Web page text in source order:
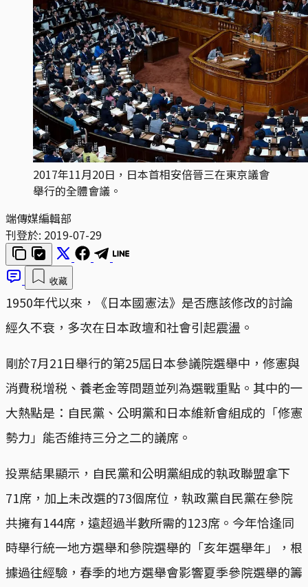
2017年11月20日，日本首相安倍晉三在東京議會
舉行的全體會議。
端傳媒編輯部
刊登於: 2019-07-29
收藏
1950年代以來，《日本國憲法》是否應該修改的討論
經久不衰，多次在日本政壇和社會引起震盪。
剛於7月21日舉行的第25屆日本參議院選舉中，修憲與
消費税增税、養老金等問題並列為選戰重點。其中的一
大熱點是：自民黨、公明黨和日本維新會組成的「修憲
勢力」能否維持三分之二的議席。
投票結果顯示，自民黨和公明黨組成的執政聯盟拿下
71席，加上未改選的73個席位，執政黨自民黨在參院
共擁有144席，遠超過半數所需的123席。今年恰逢同
時舉行統一地方選舉和參院選舉的「亥年選舉年」，根
據過往經驗，春季的地方選舉會影響夏季參院選舉的籌